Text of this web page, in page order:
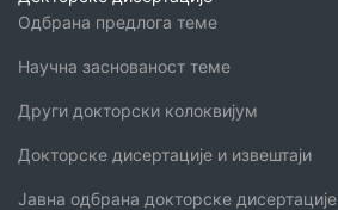
Одбрана предлога теме
Научна заснованост теме
Други докторски колоквијум
Докторске дисертације и извештаји
Јавна одбрана докторске дисертације